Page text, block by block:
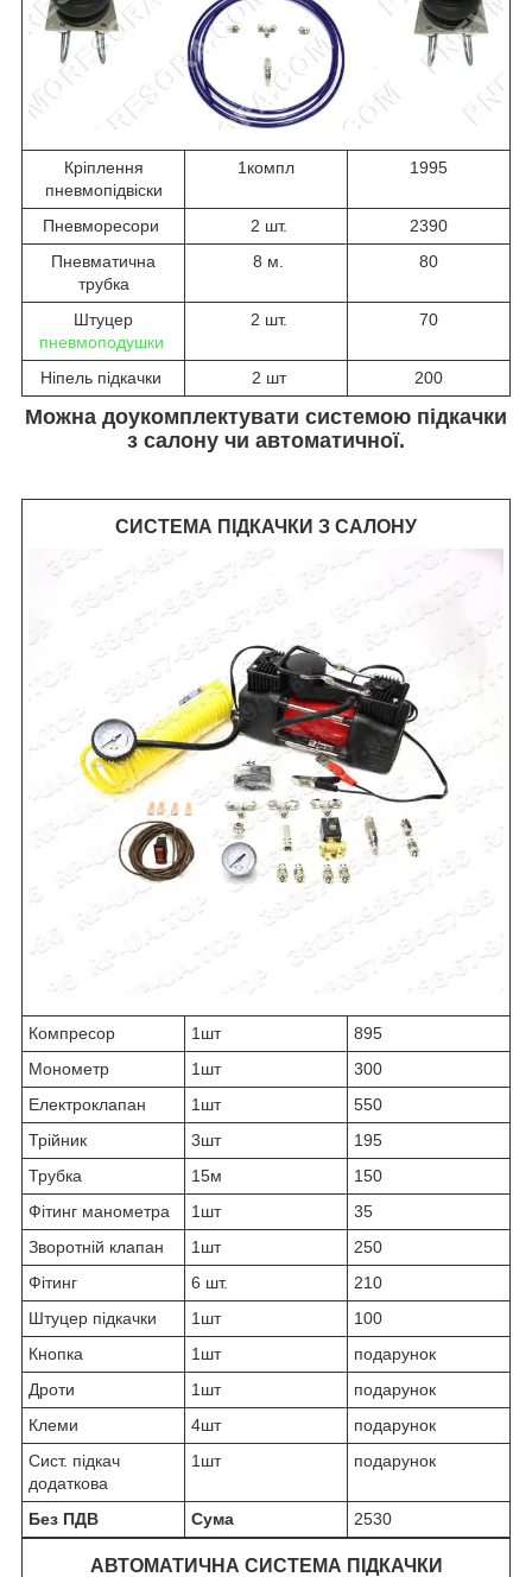
Кріплення
пневмопідвіски
1компл 1995
Пневморесори 2 шт.
2390
Пневматична
трубка
8 м. 80
Штуцер
пневмоподушки
2 шт. 70
Ніпель підкачки 2 шт 200
Можна доукомплектувати системою підкачки
з салону чи автоматичної.
СИСТЕМА ПІДКАЧКИ З САЛОНУ
Компресор 1шт
895
Монометр
1шт
300
Електроклапан
1шт
550
Трійник
3шт
195
Трубка
15м
150
Фітинг манометра
1шт
35
Зворотній клапан
1шт
250
Фітинг
6 шт.
210
Штуцер підкачки
1шт
100
Кнопка
1шт
подарунок
Дроти
1шт
подарунок
Клеми
4шт
подарунок
Сист. підкач
додаткова
1шт подарунок
Без ПДВ Сума 2530
АВТОМАТИЧНА СИСТЕМА ПІДКАЧКИ